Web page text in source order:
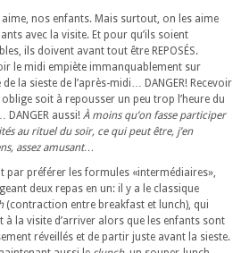
aime, nos enfants. Mais surtout, on les aime
avec la visite. Et pour qu’ils soient
ils doivent avant tout être REPOSÉS.
le midi empiète immanquablement sur
de la sieste de l’après-midi… DANGER! Recevoir
oblige soit à repousser un peu trop l’heure du
DANGER aussi! À moins qu’on fasse participer
au rituel du soir, ce qui peut être, j’en
assez amusant…
par préférer les formules «intermédiaires»,
deux repas en un: il y a le classique
(contraction entre breakfast et lunch), qui
à la visite d’arriver alors que les enfants sont
réveillés et de partir juste avant la sieste.